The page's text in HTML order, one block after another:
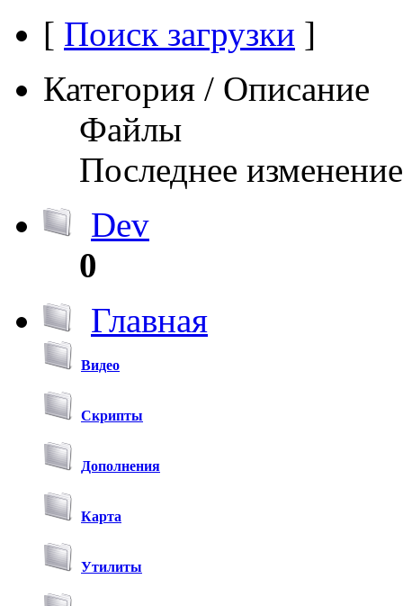
[ Поиск загрузки ]
Категория / Описание
Файлы
Последнее изменение
Dev
0
Главная
Видео
Скрипты
Дополнения
Карта
Утилиты